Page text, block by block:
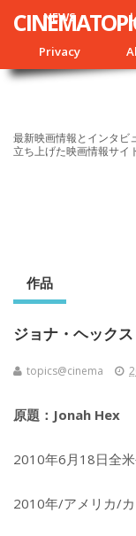
NEWS
Privacy
最新映画情報とインタビ
立ち上げた映画情報サイ
作品
ジョナ・ヘックス
topics@cinema
原題：Jonah Hex
2010年6月18日全
2010年/アメリカ/